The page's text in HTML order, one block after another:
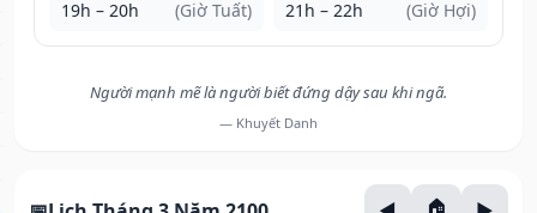
19h – 20h (Giờ Tuất) 21h – 22h (Giờ Hợi)
Người mạnh mẽ là người biết đứng dậy sau khi ngã.
— Khuyết Danh